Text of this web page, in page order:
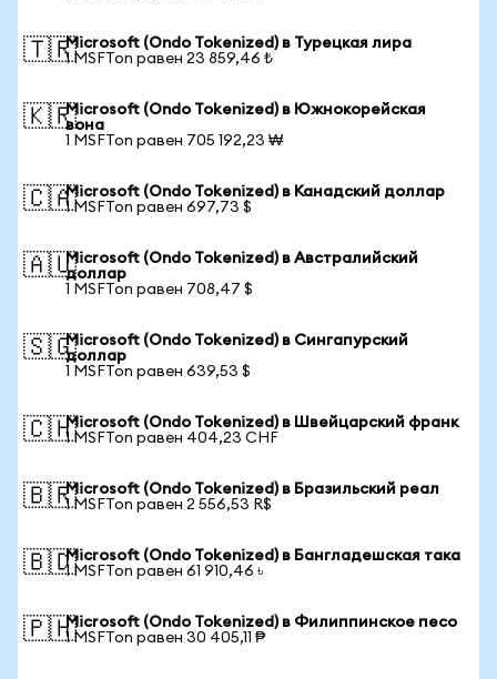
🇹🇷Microsoft (Ondo Tokenized) в Турецкая лира
1 MSFTon равен 23 859,46 ₺
🇰🇷Microsoft (Ondo Tokenized) в Южнокорейская
вона
1 MSFTon равен 705 192,23 ₩
🇨🇦Microsoft (Ondo Tokenized) в Канадский доллар
1 MSFTon равен 697,73 $
🇦🇺Microsoft (Ondo Tokenized) в Австралийский
доллар
1 MSFTon равен 708,47 $
🇸🇬Microsoft (Ondo Tokenized) в Сингапурский
доллар
1 MSFTon равен 639,53 $
🇨🇭Microsoft (Ondo Tokenized) в Швейцарский франк
1 MSFTon равен 404,23 CHF
🇧🇷Microsoft (Ondo Tokenized) в Бразильский реал
1 MSFTon равен 2 556,53 R$
🇧🇩Microsoft (Ondo Tokenized) в Бангладешская така
1 MSFTon равен 61 910,46 ৳
🇵🇭Microsoft (Ondo Tokenized) в Филиппинское песо
1 MSFTon равен 30 405,11 ₱